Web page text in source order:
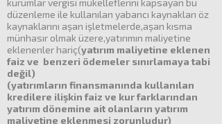
kurumlar vergisi mükelleflerini kapsayan bu
düzenleme ile kullanılan yabancı kaynakları öz
kaynaklarını aşan işletmelerde,aşan kısma
münhasır olmak üzere,yatırımın maliyetine
eklenenler hariç(yatırım maliyetine eklenen
faiz ve benzeri ödemeler sınırlamaya tabi
değil)
(yatırımların finansmanında kullanılan
kredilere ilişkin faiz ve kur farklarından
yatırım dönemine ait olanların yatırım
maliyetine eklenmesi zorunludur)